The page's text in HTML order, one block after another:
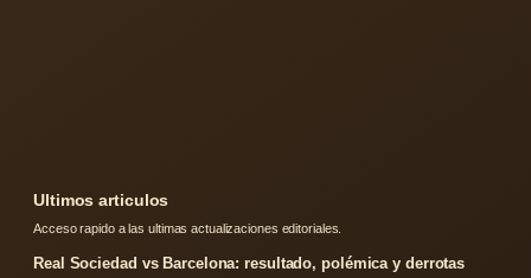
Ultimos articulos
Acceso rapido a las ultimas actualizaciones editoriales.
Real Sociedad vs Barcelona: resultado, polémica y derrotas